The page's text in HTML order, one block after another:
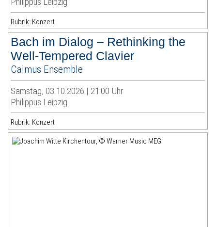
Rubrik: Konzert
Bach im Dialog – Rethinking the
Well-Tempered Clavier
Calmus Ensemble
Samstag, 03.10.2026 | 21:00 Uhr
Philippus Leipzig
Rubrik: Konzert